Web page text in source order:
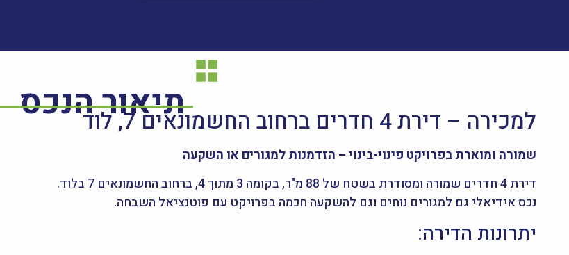
תיאור הנכס למכירה – דירת 4 חדרים ברחוב החשמונאים 7, לוד
שמורה ומוארת בפרויקט פינוי-בינוי – הזדמנות למגורים או השקעה
דירת 4 חדרים שמורה ומסודרת בשטח של 88 מ"ר, בקומה 3 מתוך 4, ברחוב החשמונאים 7 בלוד.
נכס אידיאלי גם למגורים נוחים וגם להשקעה חכמה בפרויקט עם פוטנציאל השבחה.
יתרונות הדירה: